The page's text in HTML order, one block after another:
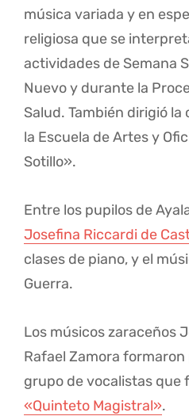
música variada y en
religiosa que se
actividades de Semana
Nuevo y durante la
Salud. También dirigió
la Escuela de Artes y
Sotillo».
Entre los pupilos de
Josefina Riccardi de
clases de piano, y el
Guerra.
Los músicos zaraceños
Rafael Zamora formaron
grupo de vocalistas que
«Quinteto Magistral».